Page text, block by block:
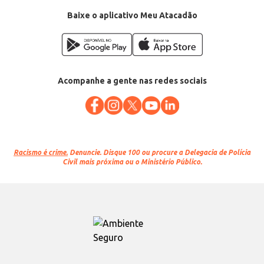
Baixe o aplicativo Meu Atacadão
Acompanhe a gente nas redes sociais
Racismo é crime. Denuncie. Disque 100 ou procure a Delegacia de Polícia
Civil mais próxima ou o Ministério Público.